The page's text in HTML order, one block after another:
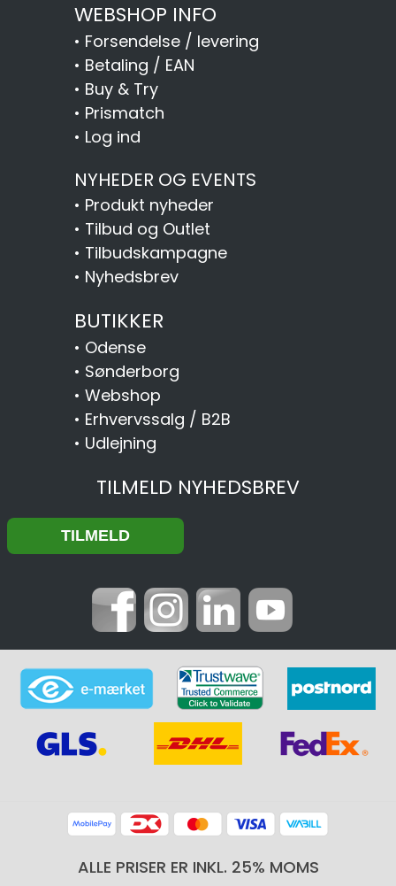
WEBSHOP INFO
• Forsendelse / levering
• Betaling / EAN
• Buy & Try
• Prismatch
• Log ind
NYHEDER OG EVENTS
• Produkt nyheder
• Tilbud og Outlet
• Tilbudskampagne
• Nyhedsbrev
BUTIKKER
• Odense
• Sønderborg
• Webshop
• Erhvervssalg / B2B
• Udlejning
TILMELD NYHEDSBREV
ALLE PRISER ER INKL. 25% MOMS